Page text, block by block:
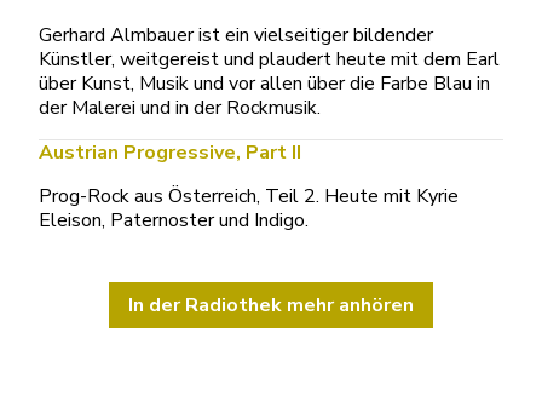
Gerhard Almbauer ist ein vielseitiger bildender
Künstler, weitgereist und plaudert heute mit dem Earl
über Kunst, Musik und vor allen über die Farbe Blau in
der Malerei und in der Rockmusik.
Austrian Progressive, Part II
Prog-Rock aus Österreich, Teil 2. Heute mit Kyrie
Eleison, Paternoster und Indigo.
In der Radiothek mehr anhören